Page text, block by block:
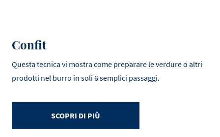
Confit
Questa tecnica vi mostra come preparare le verdure o altri
prodotti nel burro in soli 6 semplici passaggi.
SCOPRI DI PIÙ